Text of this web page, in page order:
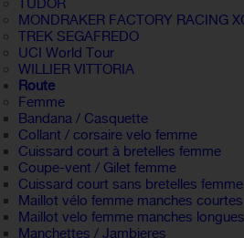
TUDOR
MONDRAKER FACTORY RACING
TREK SEGAFREDO
UCI World Tour
WILLIER VITTORIA
Route
Femme
Bandana / Casquette
Collant / corsaire velo femme
Cuissard court à bretelles femme
Coupe-vent / Gilet femme
Cuissard court sans bretelles femme
Maillot vélo femme manches courtes
Maillot velo femme manches longues
Manchettes / Jambieres